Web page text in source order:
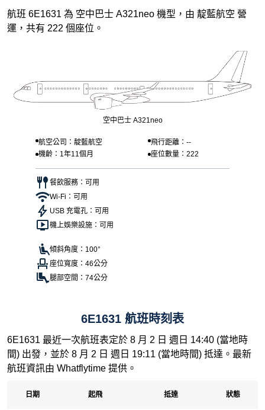
航班 6E1631 為 空中巴士 A321neo 機型，由 靛藍航空 營
運，共有 222 個座位。
空中巴士 A321neo
航空公司：靛藍航空
飛行距離：--
機齡：1年11個月
座位數量：222
餐飲服務：可用
Wi-Fi：可用
USB 充電孔：可用
機上娛樂設施：可用
傾斜角度：100°
座位寬度：46公分
腿部空間：74公分
6E1631 航班時刻表
6E1631 最近一次航班表定於 8 月 2 日 週日 14:40 (當地時
間) 出發，並於 8 月 2 日 週日 19:11 (當地時間) 抵達。最新
航班資訊由 Whatflytime 提供。
日期 起飛 抵達 狀態